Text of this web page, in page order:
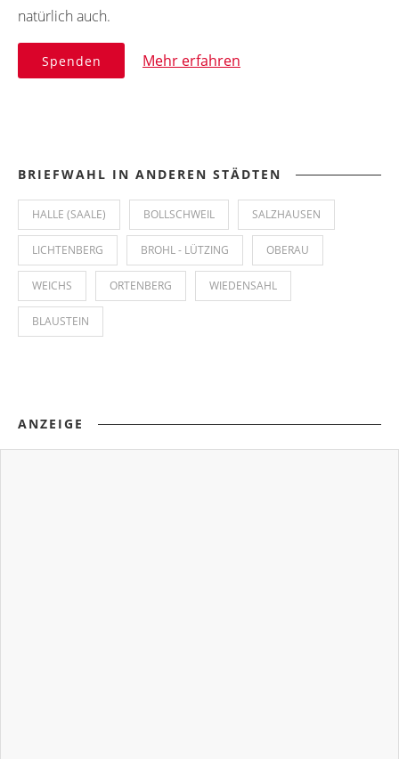
natürlich auch.
Spenden Mehr erfahren
BRIEFWAHL IN ANDEREN STÄDTEN
HALLE (SAALE) BOLLSCHWEIL SALZHAUSEN
LICHTENBERG BROHL - LÜTZING OBERAU
WEICHS ORTENBERG WIEDENSAHL
BLAUSTEIN
ANZEIGE